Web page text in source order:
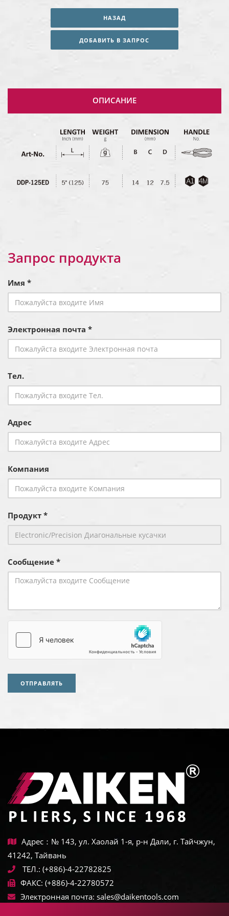
НАЗАД
ДОБАВИТЬ В ЗАПРОС
ОПИСАНИЕ
Запрос продукта
Имя *
Электронная почта *
Тел.
Адрес
Компания
Продукт *
Сообщение *
ОТПРАВЛЯТЬ
Адрес：№ 143, ул. Хаолай 1-я, р-н Дали, г. Тайчжун,
41242, Тайвань
ТЕЛ.: (+886)-4-22782825
ФАКС: (+886)-4-22780572
Электронная почта: sales@daikentools.com